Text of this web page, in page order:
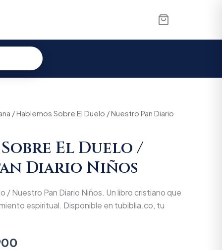
/ Hablemos Sobre El Duelo / Nuestro Pan Diario
El Duelo /
Diario Niños
/ Nuestro Pan Diario Niños. Un libro cristiano que
espiritual. Disponible en tubiblia.co, tu
Current
is:
$20.900.